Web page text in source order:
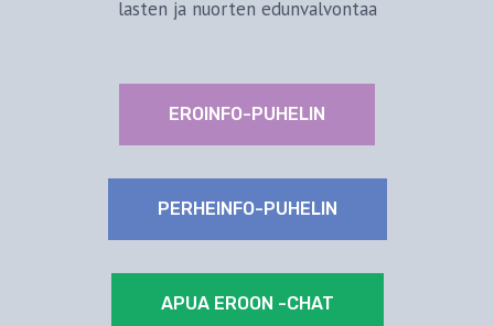
lasten ja nuorten edunvalvontaa
EROINFO-PUHELIN
PERHEINFO-PUHELIN
APUA EROON -CHAT